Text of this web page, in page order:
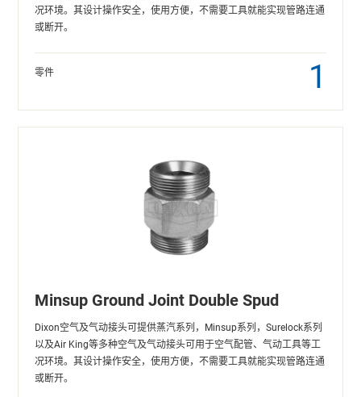
况环境。其设计操作安全，使用方便，不需要工具就能实现管路连通
或断开。
零件 1
Minsup Ground Joint Double Spud
Dixon空气及气动接头可提供蒸汽系列，Minsup系列，Surelock系列
以及Air King等多种空气及气动接头可用于空气配管、气动工具等工
况环境。其设计操作安全，使用方便，不需要工具就能实现管路连通
或断开。